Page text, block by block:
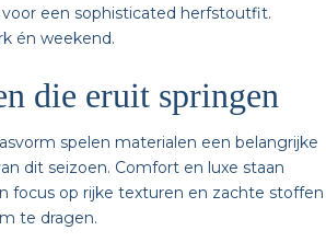
voor een sophisticated herfstoutfit.
én weekend.
die eruit springen
spelen materialen een belangrijke
dit seizoen. Comfort en luxe staan
focus op rijke texturen en zachte stoffen
te dragen.